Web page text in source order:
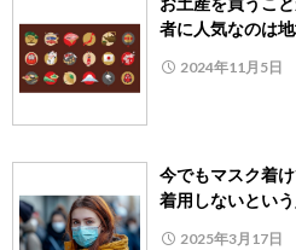
者に人気なのは
2024年11月5日
今でもマスク着
着用しないとい
2025年3月17日